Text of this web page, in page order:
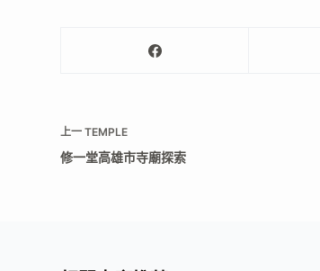
上一TEMPLE
修一堂高雄市寺廟探索